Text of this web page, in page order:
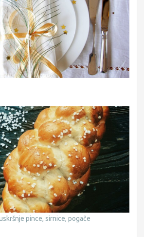
pince, sirnice, pogače